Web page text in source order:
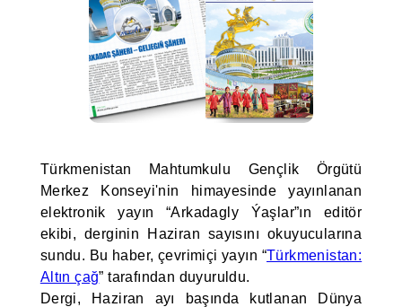
Türkmenistan Mahtumkulu Gençlik Örgütü
Merkez Konseyi'nin himayesinde yayınlanan
elektronik yayın “Arkadagly Ýaşlar”ın editör
ekibi, derginin Haziran sayısını okuyucularına
sundu. Bu haber, çevrimiçi yayın “Türkmenistan:
Altın çağ” tarafından duyuruldu.
Dergi, Haziran ayı başında kutlanan Dünya